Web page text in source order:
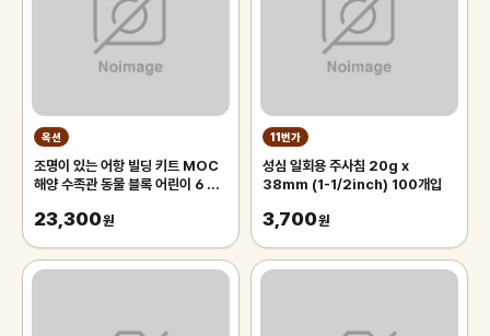
옥션
조명이 있는 어항 빌딩 키트 MOC
해양 수족관 동물 블록 어린이 6 장
23,300원
11번가
성심 일회용 주사침 20g x
38mm (1-1/2inch) 100개입
3,700원